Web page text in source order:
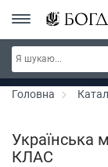
Серія
Головна
Українська
КЛАС